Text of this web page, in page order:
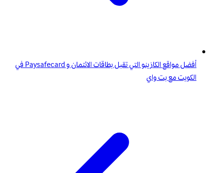
أفضل مواقع الكازينو التي تقبل بطاقات الائتمان و Paysafecard في
الكويت مع بت واي